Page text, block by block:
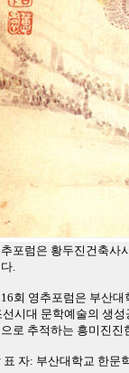
포럼은 황두진건축사
.
회 영추포럼은 부산대
선시대 문학예술의 생
로 추적하는 흥미진진
표 자: 부산대학교 한문